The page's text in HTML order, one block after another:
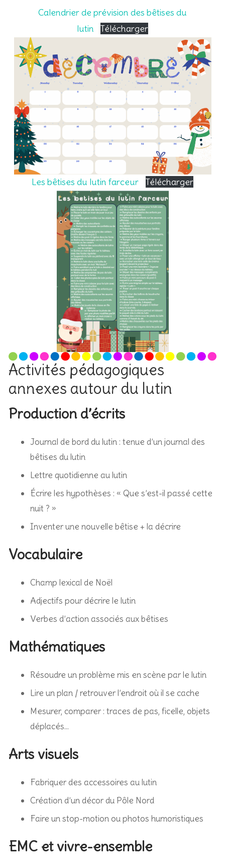
Calendrier de prévision des bêtises du
lutin
Télécharger
Les bêtises du lutin farceur Télécharger
Activités pédagogiques
annexes autour du lutin
Production d’écrits
Journal de bord du lutin : tenue d’un journal des
bêtises du lutin
Lettre quotidienne au lutin
Écrire les hypothèses : « Que s’est-il passé cette
nuit ? »
Inventer une nouvelle bêtise + la décrire
Vocabulaire
Champ lexical de Noël
Adjectifs pour décrire le lutin
Verbes d’action associés aux bêtises
Mathématiques
Résoudre un problème mis en scène par le lutin
Lire un plan / retrouver l’endroit où il se cache
Mesurer, comparer : traces de pas, ficelle, objets
déplacés…
Arts visuels
Fabriquer des accessoires au lutin
Création d’un décor du Pôle Nord
Faire un stop-motion ou photos humoristiques
EMC et vivre-ensemble